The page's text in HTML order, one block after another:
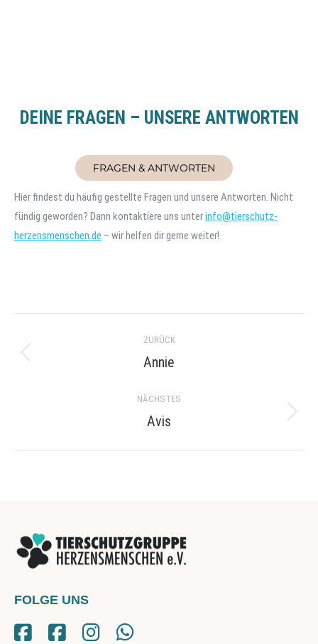
DEINE FRAGEN – UNSERE ANTWORTEN
FRAGEN & ANTWORTEN
Hier findest du häufig gestellte Fragen und unsere Antworten. Nicht
fündig geworden? Dann kontaktiere uns unterinfo@tierschutz-
herzensmenschen.de – wir helfen dir gerne weiter!
navigation
ZURÜCK
Previous
Annie
NÄCHSTES
Next
Avis
FOLGE UNS